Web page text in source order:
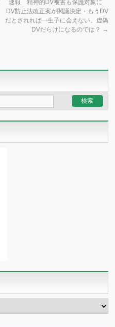
速報 精神的DV被害も保護対象に
DV防止法改正案が閣議決定・もうDV
だとされれば一生子に会えない。虚偽
DVだらけになるのでは？ →